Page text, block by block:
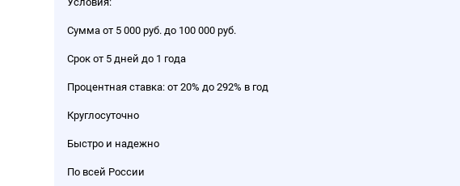
Сумма от 5 000 руб. до 100 000 руб.
Срок от 5 дней до 1 года
Процентная ставка: от 20% до 292% в год
Круглосуточно
Быстро и надежно
По всей России